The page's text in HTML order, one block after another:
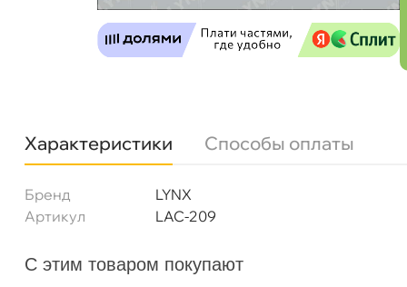
Характеристики Способы оплаты
Бренд
LYNX
Артикул
LAC-209
С этим товаром покупают
LYNXauto Фильтр салонный LAC209 (CU2345)